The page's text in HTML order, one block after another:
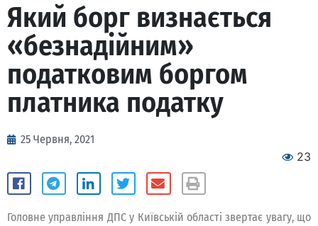
Який борг визнається
«безнадійним»
податковим боргом
платника податку
25 Червня, 2021
23
Головне управління ДПС у Київській області звертає увагу, що